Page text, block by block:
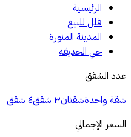
الرئيسية
فلل للبيع
المدينة المنورة
حي الحديقة
عدد الشقق
شقة واحدةشقتان٣ شقق
٤ شقق
السعر الإجمالي